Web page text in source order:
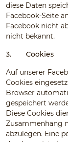
diese Daten
Facebook-Seite
Facebook nicht
nicht bekannt.
3. Cookies
Auf unserer
Cookies
Browser
gespeichert
Diese Cookies
Zusammenhang
abzulegen. Eine